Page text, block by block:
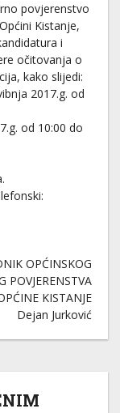
povjerenstvo
Kistanje,
i
očitovanja o
kako slijedi:
2017.g. od
od 10:00 do
OPĆINSKOG
POVJERENSTVA
KISTANJE
Dejan Jurković